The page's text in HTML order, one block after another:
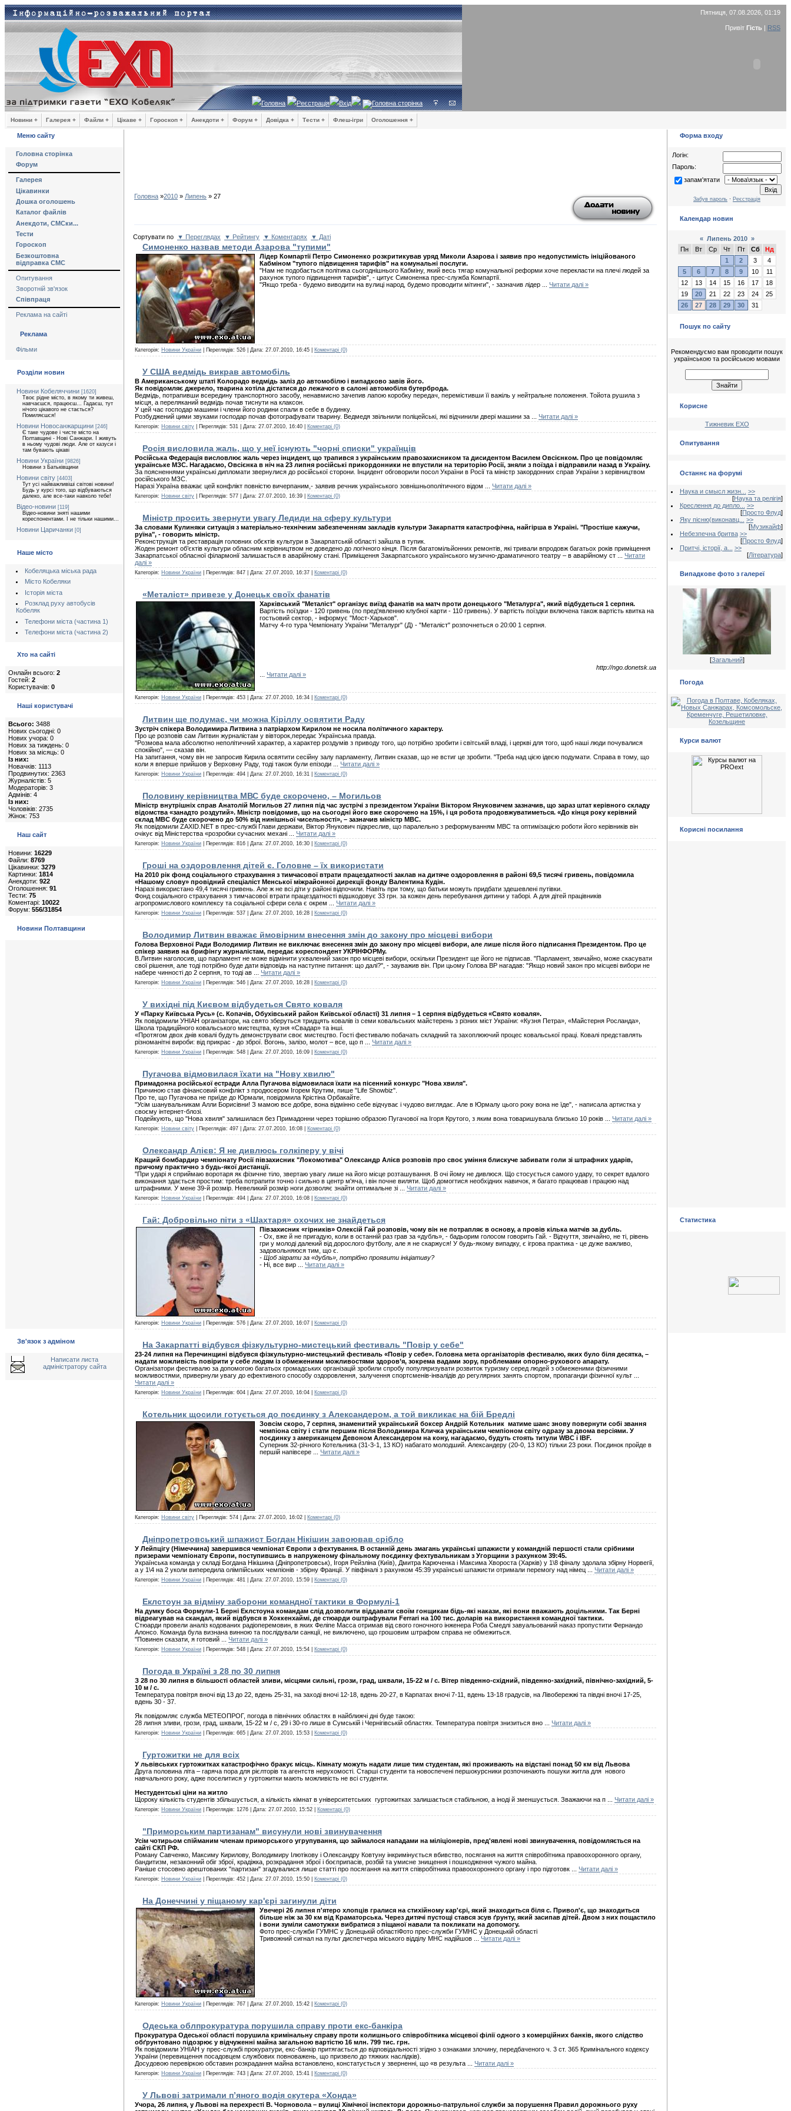
Пятниця, 07.08.2026, 01:19
Привіт Гість | RSS
Головна Реєстрація Вхід
Новини + Галерея + Файли + Цікаве + Гороскоп + Анекдоти + Форум + Довідка + Тести + Флеш-ігри Оголошення +
Меню сайту
Головна сторінка
Форум
Галерея
Цікавинки
Дошка оголошень
Каталог файлів
Анекдоти, СМСки...
Тести
Гороскоп
Безкоштовна
відправка СМС
Опитування
Зворотній зв'язок
Співпраця
Реклама на сайті
Реклама
Фільми
Розділи новин
Новини Кобеляччини [1620]
Твоє рідне місто, в якому ти живеш,
навчаєшся, працюєш... Гадаєш, тут
нічого цікавого не стається?
Помиляєшся!
Новини Новосанжарщини [246]
Є таке чудове і чисте місто на
Полтавщині - Нові Санжари. І живуть
в ньому чудові люди. Але от казуси і
там бувають цікаві
Новини України [9826]
Новини з Батьківщини
Новини світу [4403]
Тут усі найважливіші світові новини!
Будь у курсі того, що відбуваються
далеко, але все-таки навколо тебе!
Відео-новини [119]
Відео-новини зняті нашими
кореспонентами. І не тільки нашими...
Новини Царичанки [0]
Наше місто
Кобеляцька міська рада
Місто Кобеляки
Історія міста
Розклад руху автобусів
Кобеляк
Телефони міста (частина 1)
Телефони міста (частина 2)
Хто на сайті
Онлайн всього: 2
Гостей: 2
Користувачів: 0
Наші користувачі
Всього: 3488
Нових сьогодні: 0
Нових учора: 0
Нових за тиждень: 0
Нових за місяць: 0
Із них:
Новачків: 1113
Продвинутих: 2363
Журналістів: 5
Модераторів: 3
Адмінів: 4
Із них:
Чоловіків: 2735
Жінок: 753
Наш сайт
Новини: 16229
Файли: 8769
Цікавинки: 3279
Картинки: 1814
Анекдоти: 922
Оголошення: 91
Тести: 75
Коментарі: 10022
Форум: 556/31854
Новини Полтавщини
Зв'язок з адміном
Написати листа
адміністратору сайта
Головна »2010 » Липень » 27
Сортувати по ▼ Переглядах ▼ Рейтингу ▼ Коментарях ▼ Даті
Симоненко назвав методи Азарова "тупими"
Лідер Компартії Петро Симоненко розкритикував уряд Миколи Азарова і заявив про недопустимість ініційованого
Кабміном "тупого підвищення тарифів" на комунальні послуги.
"Нам не подобається політика сьогоднішнього Кабміну, який весь тягар комунальної реформи хоче перекласти на плечі людей за
рахунок тупого підвищення тарифів", - цитує Симоненка прес-служба Компартії.
"Якщо треба - будемо виводити на вулиці народ, будемо проводити мітинги", - зазначив лідер
Читати далі »
Категорія: Новини України | Переглядів: 526 | Дата: 27.07.2010, 16:45 Коментарі (0)
У США ведмідь викрав автомобіль
В Американському штаті Колорадо ведмідь заліз до автомобілю і випадково завів його.
Як повідомляє джерело, тварина хотіла дістатися до лежачого в салоні автомобіля бутерброда.
Ведмідь, потрапивши всередину транспортного засобу, ненавмисно зачепив лапою коробку передач, перемістивши її важіль у нейтральне положення. Тойота рушила з
місця, а переляканий ведмідь почав тиснути на клаксон.
У цей час господар машини і члени його родини спали в себе в будинку.
Розбуджений цими звуками господар почав фотографувати тварину. Ведмедя звільнили поліцейські, які відчинили двері машини за
Читати далі »
Категорія: Новини світу | Переглядів: 531 | Дата: 27.07.2010, 16:40 Коментарі (0)
Росія висловила жаль, що у неї існують "чорні списки" українців
Російська Федерація висловлює жаль через інцидент, що трапився з українським правозахисником та дисидентом Василем Овсієнком. Про це повідомляє
українське МЗС. Нагадаємо, Овсієнка в ніч на 23 липня російські прикордонники не впустили на територію Росії, зняли з поїзда і відправили назад в Україну.
За поясненнями українські дипломати звернулися до російської сторони. Інцидент обговорили посол України в Росії та міністр закордонних справ України з керівництвом
російського МЗС.
Наразі Україна вважає цей конфлікт повністю вичерпаним,- заявив речник українського зовнішньополітичного відом
Читати далі »
Категорія: Новини світу | Переглядів: 577 | Дата: 27.07.2010, 16:39 Коментарі (0)
Міністр просить звернути увагу Ледиди на сферу культури
За словами Кулиняки ситуація з матеріально-технічним забезпеченням закладів культури Закарпаття катастрофічна, найгірша в Україні. "Простіше кажучи,
руїна", - говорить міністр.
Реконструкція та реставрація головних обєктів культури в Закарпатській області зайшла в тупик.
Жоден ремонт об’єктів культури обласним керівництвом не доведено до логічного кінця. Після багатомільйонних ремонтів, які тривали впродовж багатьох років приміщення
Закарпатської обласної філармонії залишається в аварійному стані. Приміщення Закарпатського українського музично-драматичного театру – в аварійному ст
Читати
далі »
Категорія: Новини України | Переглядів: 847 | Дата: 27.07.2010, 16:37 Коментарі (0)
«Металіст» привезе у Донецьк своїх фанатів
Харківський "Металіст" організує виїзд фанатів на матч проти донецького "Металурга", який відбудеться 1 серпня.
Вартість поїздки - 120 гривень (по пред'явленню клубної карти - 110 гривень). У вартість поїздки включена також вартість квитка на
гостьовий сектор, - інформує "Мост-Харьков".
Матчу 4-го тура Чемпіонату України "Металург" (Д) - "Металіст" розпочнеться о 20:00 1 серпня.
http://ngo.donetsk.ua
Читати далі »
Категорія: Новини України | Переглядів: 453 | Дата: 27.07.2010, 16:34 Коментарі (0)
Литвин ще подумає, чи можна Кіріллу освятити Раду
Зустріч спікера Володимира Литвина з патріархом Кирилом не носила політичного характеру.
Про це розповів сам Литвин журналістам у вівторок,передає Українська правда.
"Розмова мала абсолютно неполітичний характер, а характер роздумів з приводу того, що потрібно зробити і світській владі, і церкві для того, щоб наші люди почувалися
спокійно", — сказав він.
На запитання, чому він не запросив Кирила освятити сесійну залу парламенту, Литвин сказав, що не встиг це зробити. "Треба над цією ідеєю подумати. Справа в тому, що
коли я вперше прийшов у Верховну Раду, тоді також були епізоди
Читати далі »
Категорія: Новини України | Переглядів: 494 | Дата: 27.07.2010, 16:31 Коментарі (0)
Половину керівництва МВС буде скорочено, – Могильов
Міністр внутрішніх справ Анатолій Могильов 27 липня під час зустрічі з президентом України Віктором Януковичем зазначив, що зараз штат керівного складу
відомства «занадто роздутий». Міністр повідомив, що на сьогодні його вже скорочено на 15%, і ця робота продовжуватиметься. «До кінця року керівний
склад МВС буде скорочено до 50% від нинішньої чисельності», – зазначив міністр МВС.
Як повідомили ZAXID.NET в прес-службі Глави держави, Віктор Янукович підкреслив, що паралельно з реформуванням МВС та оптимізацією роботи його керівників він
очікує від Міністерства «розробки сучасних механі
Читати далі »
Категорія: Новини України | Переглядів: 816 | Дата: 27.07.2010, 16:30 Коментарі (0)
Гроші на оздоровлення дітей є. Головне – їх використати
На 2010 рік фонд соціального страхування з тимчасової втрати працездатності заклав на дитяче оздоровлення в районі 69,5 тисячі гривень, повідомила
«Нашому слову» провідний спеціаліст Менської міжрайонної дирекції фонду Валентина Кудін.
Наразі використано 49,4 тисячі гривень. Але ж не всі діти у районі відпочили. Навіть при тому, що батьки можуть придбати здешевлені путівки.
Фонд соціального страхування з тимчасової втрати працездатності відшкодовує 33 грн. за кожен день перебування дитини у таборі. А для дітей працівників
агропромислового комплексу та соціальної сфери села є окрем
Читати далі »
Категорія: Новини України | Переглядів: 537 | Дата: 27.07.2010, 16:28 Коментарі (0)
Володимир Литвин вважає ймовірним внесення змін до закону про місцеві вибори
Голова Верховної Ради Володимир Литвин не виключає внесення змін до закону про місцеві вибори, але лише після його підписання Президентом. Про це
спікер заявив на брифінгу журналістам, передає кореспондент УКРІНФОРМу.
В.Литвин наголосив, що парламент не може відмінити ухвалений закон про місцеві вибори, оскільки Президент ще його не підписав. "Парламент, звичайно, може скасувати
свої рішення, але тоді потрібно буде дати відповідь на наступне питання: що далі?", - зауважив він. При цьому Голова ВР нагадав: "Якщо новий закон про місцеві вибори не
набере чинності до 2 серпня, то тоді ав
Читати далі »
Категорія: Новини України | Переглядів: 546 | Дата: 27.07.2010, 16:28 Коментарі (0)
У вихідні під Києвом відбудеться Свято коваля
У «Парку Київська Русь» (с. Копачів, Обухівський район Київської області) 31 липня – 1 серпня відбудеться «Свято коваля».
Як повідомили УНІАН організатори, на свято зберуться тридцять ковалів із семи ковальських майстерень з різних міст України: «Кузня Петра», «Майстерня Росланда»,
Школа традиційного ковальського мистецтва, кузня «Свадар» та інші.
«Протягом двох днів ковалі будуть демонструвати своє мистецтво. Гості фестивалю побачать складний та захоплюючий процес ковальської праці. Ковалі представлять
різноманітні вироби: від прикрас - до зброї. Вогонь, залізо, молот – все, що п
Читати далі »
Категорія: Новини України | Переглядів: 548 | Дата: 27.07.2010, 16:09 Коментарі (0)
Пугачова відмовилася їхати на "Нову хвилю"
Примадонна російської естради Алла Пугачова відмовилася їхати на пісенний конкурс "Нова хвиля".
Причиною став фінансовий конфлікт з продюсером Ігорем Крутим, пише "Life Showbiz".
Про те, що Пугачова не приїде до Юрмали, повідомила Крістіна Орбакайте.
"Усім шанувальникам Алли Борисівни! З мамою все добре, вона відмінно себе відчуває і чудово виглядає. Але в Юрмалу цього року вона не їде", - написала артистка у
своєму інтернет-блозі.
Подейкують, що "Нова хвиля" залишилася без Примадонни через торішню образою Пугачової на Ігоря Крутого, з яким вона товаришувала близько 10 років
Читати далі »
Категорія: Новини світу | Переглядів: 497 | Дата: 27.07.2010, 16:08 Коментарі (0)
Олександр Алієв: Я не дивлюсь голкіперу у вічі
Кращий бомбардир чемпіонату Росії півзахисник "Локомотива" Олександр Алієв розповів про своє уміння блискуче забивати голи зі штрафних ударів,
причому практично з будь-якої дистанції.
"При ударі я сприймаю воротаря як фізичне тіло, звертаю увагу лише на його місце розташування. В очі йому не дивлюся. Що стосується самого удару, то секрет вдалого
виконання здається простим: треба потрапити точно і сильно в центр м'яча, і він почне виляти. Щоб домогтися необхідних навичок, я багато працював і працюю над
штрафними. У мене 39-й розмір. Невеликий розмір ноги дозволяє знайти оптимальне зі
Читати далі »
Категорія: Новини України | Переглядів: 494 | Дата: 27.07.2010, 16:08 Коментарі (0)
Гай: Добровільно піти з «Шахтаря» охочих не знайдеться
Півзахисник «гірників» Олексій Гай розповів, чому він не потрапляє в основу, а провів кілька матчів за дубль.
- Ох, вже й не пригадую, коли в останній раз грав за «дубль», - бадьорим голосом говорить Гай. - Відчуття, звичайно, не ті, рівень
гри у молоді далекий від дорослого футболу, але я не скаржуся! У будь-якому випадку, є ігрова практика - це дуже важливо,
задовольняюся тим, що є.
- Щоб зіграти за «дубль», потрібно проявити ініціативу?
- Ні, все вир
Читати далі »
Категорія: Новини України | Переглядів: 576 | Дата: 27.07.2010, 16:07 Коментарі (0)
На Закарпатті відбувся фізкультурно-мистецький фестиваль "Повір у себе"
23-24 липня на Перечинщині відбувся фізкультурно-мистецький фестиваль «Повір у себе». Головна мета організаторів фестивалю, яких було біля десятка, –
надати можливість повірити у себе людям із обмеженими можливостями здоров’я, зокрема вадами зору, проблемами опорно-рухового апарату.
Організатори фестивалю за допомогою багатьох громадських організацій зробили спробу популяризувати розвиток туризму серед людей з обмеженими фізичними
можливостями, привернули увагу до ефективного способу оздоровлення, залучення спортсменів-інвалідів до регулярних занять спортом, пропаганди фізичної культ
Читати далі »
Категорія: Новини України | Переглядів: 604 | Дата: 27.07.2010, 16:04 Коментарі (0)
Котельник щосили готується до поєдинку з Александером, а той викликає на бій Бредлі
Зовсім скоро, 7 серпня, знаменитий український боксер Андрій Котельник матиме шанс знову повернути собі звання
чемпіона світу і стати першим після Володимира Кличка українським чемпіоном світу одразу за двома версіями. У
поєдинку з американцем Девоном Александером на кону, нагадаємо, будуть стоять титули WBC і IBF.
Суперник 32-річного Котельника (31-3-1, 13 КО) набагато молодший. Александеру (20-0, 13 КО) тільки 23 роки. Поєдинок пройде в
першій напівсере
Читати далі »
Категорія: Новини світу | Переглядів: 574 | Дата: 27.07.2010, 16:02 Коментарі (0)
Дніпропетровський шпажист Богдан Нікішин завоював срібло
У Лейпцігу (Німеччина) завершився чемпіонат Європи з фехтування. В останній день змагань українські шпажисти у командній першості стали срібними
призерами чемпіонату Європи, поступившись в напруженому фінальному поєдинку фехтувальникам з Угорщини з рахунком 39:45.
Українська команда у складі Богдана Нікішина (Дніпропетровськ), Ігоря Рейзліна (Київ), Дмитра Карюченка і Максима Хвороста (Харків) у 1\8 фіналу здолала збірну Норвегії,
а у 1\4 на 2 уколи випередила олімпійських чемпіонів - збірну Франції. У півфіналі з рахунком 45:39 українські шпажисти отримали перемогу над німец
Читати далі »
Категорія: Новини України | Переглядів: 481 | Дата: 27.07.2010, 15:59 Коментарі (0)
Еклстоун за відміну заборони командної тактики в Формулі-1
На думку боса Формули-1 Берні Еклстоуна командам слід дозволити віддавати своїм гонщикам бідь-які накази, які вони вважають доцільними. Так Берні
відреагував на скандал, який відбувся в Хоккенхаймі, де стюарди оштрафували Ferrari на 100 тис. доларів на використання командної тактики.
Стюарди провели аналіз кодованих радіоперемовин, в яких Феліпе Масса отримав від свого гоночного інженера Роба Смедлі завуальований наказ пропустити Фернандо
Алонсо. Команда була визнана винною та послідували санкції, не виключено, що грошовим штрафом справа не обмежиться.
"Повинен сказати, я готовий
Читати далі »
Категорія: Новини України | Переглядів: 548 | Дата: 27.07.2010, 15:54 Коментарі (0)
Погода в Україні з 28 по 30 липня
З 28 по 30 липня в більшості областей зливи, місцями сильні, грози, град, шквали, 15-22 м / с. Вітер південно-східний, південно-західний, північно-західний, 5-
10 м / с.
Температура повітря вночі від 13 до 22, вдень 25-31, на заході вночі 12-18, вдень 20-27, в Карпатах вночі 7-11, вдень 13-18 градусів, на Лівобережжі та півдні вночі 17-25,
вдень 30 - 37.
Як повідомляє служба МЕТЕОПРОГ, погода в північних областях в найближчі дні буде такою:
28 липня зливи, грози, град, шквали, 15-22 м / с, 29 і 30-го лише в Сумській і Чернігівській областях. Температура повітря знизиться вно
Читати далі »
Категорія: Новини України | Переглядів: 665 | Дата: 27.07.2010, 15:53 Коментарі (0)
Гуртожитки не для всіх
У львівських гуртожитках катастрофічно бракує місць. Кімнату можуть надати лише тим студентам, які проживають на відстані понад 50 км від Львова
Друга половина літа – гаряча пора для рієлторів та агентств нерухомості. Старші студенти та новоспечені першокурсники розпочинають пошуки житла для нового
навчального року, адже поселитися у гуртожитки мають можливість не всі студенти.
Нестудентські ціни на житло
Щороку кількість студентів збільшується, а кількість кімнат в університетських гуртожитках залишається стабільною, а іноді й зменшується. Зважаючи на п
Читати далі »
Категорія: Новини України | Переглядів: 1276 | Дата: 27.07.2010, 15:52 Коментарі (0)
"Приморським партизанам" висунули нові звинувачення
Усім чотирьом спійманим членам приморського угрупування, що займалося нападами на міліціонерів, пред'явлені нові звинувачення, повідомляється на
сайті СКП РФ.
Роману Савченко, Максиму Кирилову, Володимиру Ілютікову і Олександру Ковтуну інкримінується вбивство, посягання на життя співробітника правоохоронного органу,
бандитизм, незаконний обіг зброї, крадіжка, розкрадання зброї і боєприпасів, розбій та умисне знищення і пошкодження чужого майна.
Раніше стосовно арештованих "партизан" згадувалися лише статті про посягання на життя співробітника правоохоронного органу і про підготовк
Читати далі »
Категорія: Новини України | Переглядів: 452 | Дата: 27.07.2010, 15:50 Коментарі (0)
На Донеччині у піщаному кар'єрі загинули діти
Увечері 26 липня п'ятеро хлопців гралися на стихійному кар'єрі, який знаходиться біля с. Привол'є, що знаходиться
більше ніж за 30 км від Краматорська. Через дитячі пустощі стався зсув ґрунту, який засипав дітей. Двом з них пощастило
і вони зуміли самотужки вибратися з піщаної навали та покликати на допомогу.
Фото прес-служби ГУМНС у Донецькій областіФото прес-служби ГУМНС у Донецькій області
Тривожний сигнал на пульт диспетчера міського відділу МНС надійшов
Читати далі »
Категорія: Новини України | Переглядів: 767 | Дата: 27.07.2010, 15:42 Коментарі (0)
Одеська облпрокуратура порушила справу проти екс-банкіра
Прокуратура Одеської області порушила кримінальну справу проти колишнього співробітника місцевої філії одного з комерційних банків, якого слідство
обґрунтовано підозрює у відчуженні майна загальною вартістю 16 млн. 799 тис. грн.
Як повідомили УНІАН у прес-службі прокуратури, екс-банкір притягається до відповідальності згідно з ознаками злочину, передбаченого ч. 3 ст. 365 Кримінального кодексу
України (перевищення посадовцем службових повноважень, що призвело до тяжких наслідків).
Досудовою перевіркою обставин розкрадання майна встановлено, констатується у зверненні, що «в результа
Читати далі »
Категорія: Новини України | Переглядів: 743 | Дата: 27.07.2010, 15:41 Коментарі (0)
У Львові затримали п’яного водія скутера «Хонда»
Учора, 26 липня, у Львові на перехресті В. Чорновола – вулиці Хімічної інспектори дорожньо-патрульної служби за порушення Правил дорожнього руху
Форма входу
Логін:
Пароль:
запам'ятати
Забув пароль · Реєстрація
Календар новин
« Липень 2010 »
Пн
Вт Ср Чт Пт Сб
Нд
1
2 3
4
5
6 7 8 9 10
11
12
13 14 15 16 17
18
19
20 21 22 23 24
25
26
27 28 29 30 31
Пошук по сайту
Рекомендуємо вам проводити пошук
українською та російською мовами
Корисне
Тижневик ЕХО
Опитування
Останнє на форумі
Наука и смысл жизн...
>>
[Наука та релігія]
Креслення до дипло...
>>
[Просто Флуд]
Яку пісню(виконавц...
>>
[Музикайф]
Небезпечна бритва >>
[Просто Флуд]
Притчі, історії, а...
>>
[Література]
Випадкове фото з галереї
[Загальний]
Погода
Курси валют
Корисні посилання
Статистика